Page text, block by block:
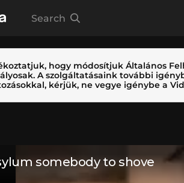
Search
hogy módosítjuk Általános
A szolgáltatásaink további
kérjük, ne vegye igénybe a